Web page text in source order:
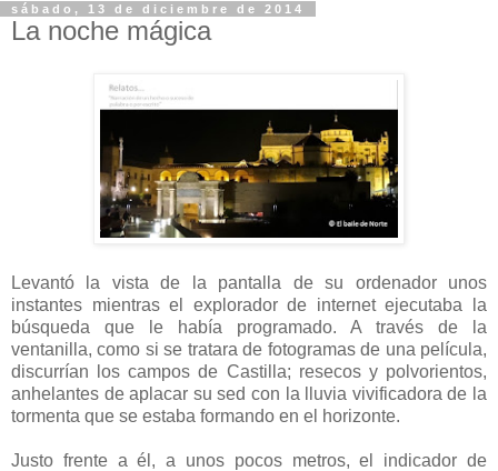
sábado, 13 de diciembre de 2014
La noche mágica
Levantó la vista de la pantalla de su ordenador unos
instantes mientras el explorador de internet ejecutaba la
búsqueda que le había programado. A través de la
ventanilla, como si se tratara de fotogramas de una película,
discurrían los campos de Castilla; resecos y polvorientos,
anhelantes de aplacar su sed con la lluvia vivificadora de la
tormenta que se estaba formando en el horizonte.
Justo frente a él, a unos pocos metros, el indicador de